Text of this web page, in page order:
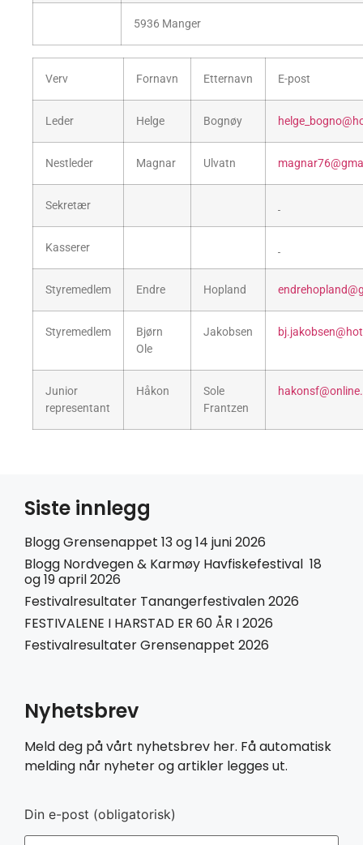
5936 Manger
Verv Fornavn Etternavn E-post
Leder Helge Bognøy
Nestleder Magnar Ulvatn
Sekretær
Kasserer
Styremedlem Endre Hopland
Styremedlem
Bjørn
Ole
Jakobsen
Junior
representant
Håkon
Sole
Frantzen
Siste innlegg
Blogg Grensenappet 13 og 14 juni 2026
Blogg Nordvegen & Karmøy Havfiskefestival 18
og 19 april 2026
Festivalresultater Tanangerfestivalen 2026
FESTIVALENE I HARSTAD ER 60 ÅR I 2026
Festivalresultater Grensenappet 2026
Nyhetsbrev
Meld deg på vårt nyhetsbrev her. Få automatisk
melding når nyheter og artikler legges ut.
Din e-post (obligatorisk)